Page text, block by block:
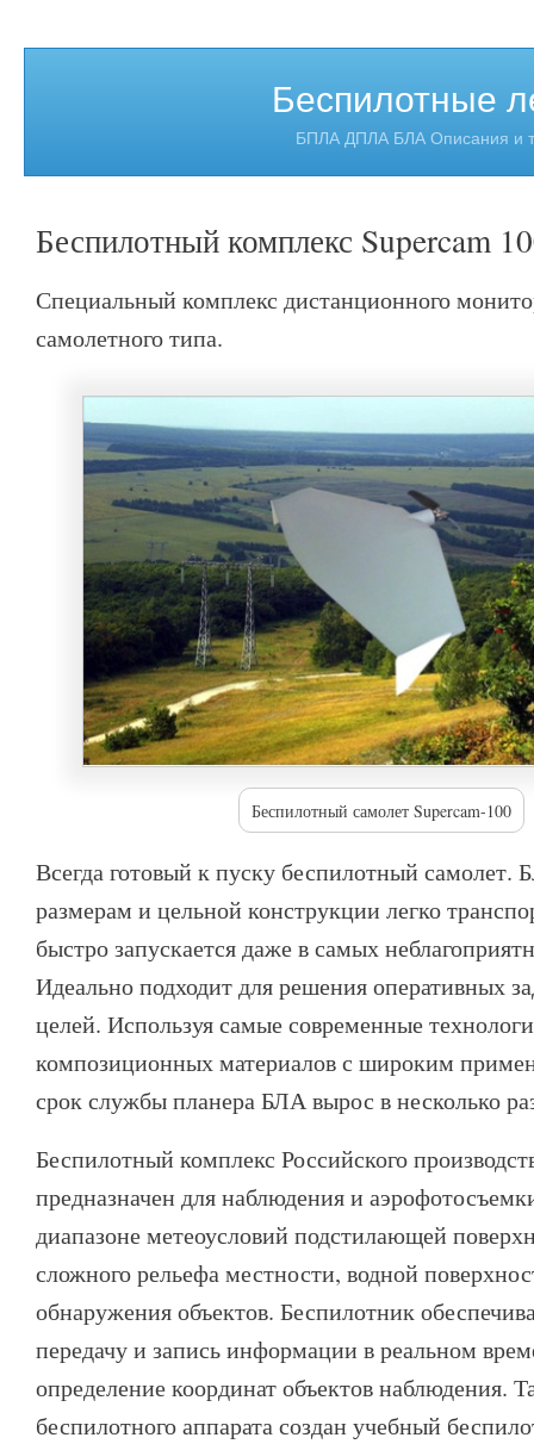
Беспилотные
БПЛА ДПЛА БЛА Описания и
Беспилотный комплекс Supercam
Специальный комплекс дистанционного
самолетного типа.
Беспилотный самолет Supercam-100
Всегда готовый к пуску беспилотный самолет.
размерам и цельной конструкции легко
быстро запускается даже в самых
Идеально подходит для решения оперативных
целей. Используя самые современные
композиционных материалов с широким
срок службы планера БЛА вырос в несколько
Беспилотный комплекс Российского
предназначен для наблюдения и
диапазоне метеоусловий подстилающей
сложного рельефа местности, водной
обнаружения объектов. Беспилотник
передачу и запись информации в реальном
определение координат объектов наблюдения.
беспилотного аппарата создан учебный